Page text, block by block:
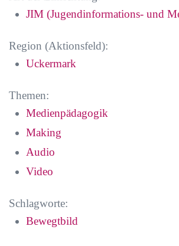
JIM (Jugendinformations- und
Region (Aktionsfeld):
Uckermark
Themen:
Medienpädagogik
Making
Audio
Video
Schlagworte:
Bewegtbild